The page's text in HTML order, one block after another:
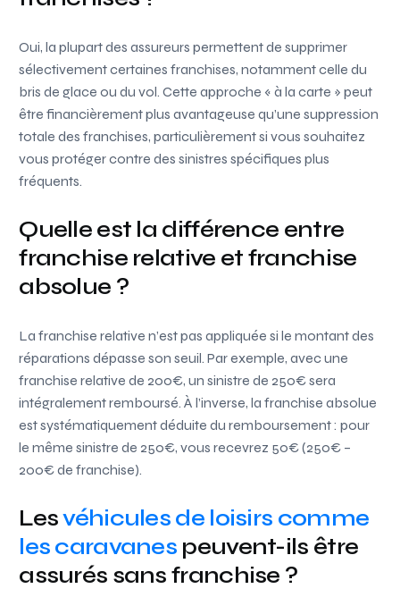
Oui, la plupart des assureurs permettent de supprimer
sélectivement certaines franchises, notamment celle du
bris de glace ou du vol. Cette approche « à la carte » peut
être financièrement plus avantageuse qu’une suppression
totale des franchises, particulièrement si vous souhaitez
vous protéger contre des sinistres spécifiques plus
fréquents.
Quelle est la différence entre
franchise relative et franchise
absolue ?
La franchise relative n’est pas appliquée si le montant des
réparations dépasse son seuil. Par exemple, avec une
franchise relative de 200€, un sinistre de 250€ sera
intégralement remboursé. À l’inverse, la franchise absolue
est systématiquement déduite du remboursement : pour
le même sinistre de 250€, vous recevrez 50€ (250€ –
200€ de franchise).
Lesvéhicules de loisirs comme
les caravanes peuvent-ils être
assurés sans franchise ?